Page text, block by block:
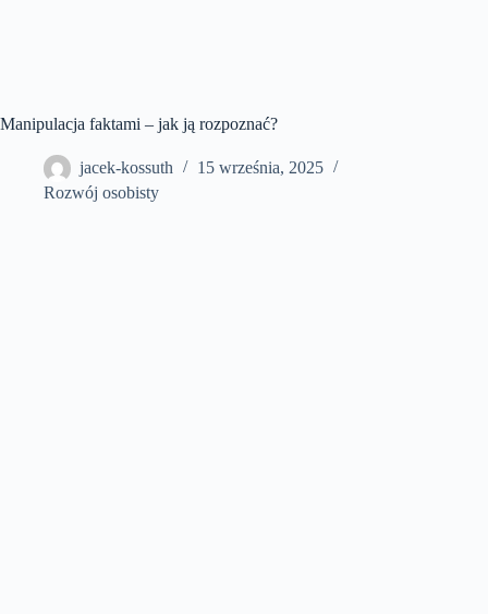
Manipulacja faktami – jak ją rozpoznać?
jacek-kossuth
15 września, 2025
Rozwój osobisty